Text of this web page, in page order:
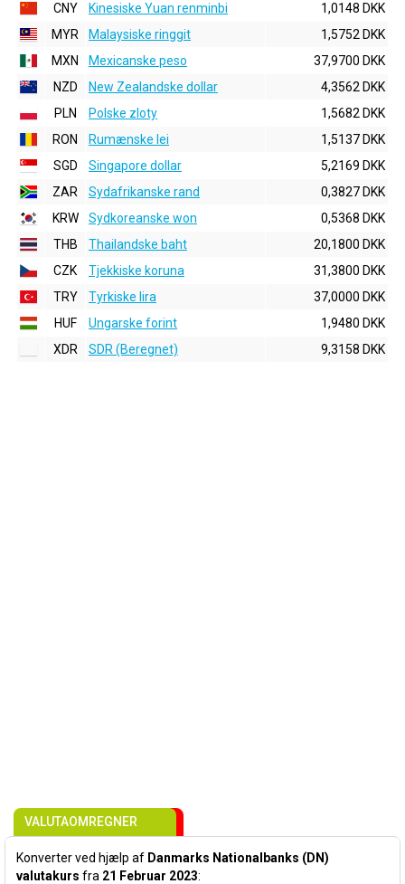
CNY
Kinesiske Yuan renminbi
1,0148 DKK
MYR
Malaysiske ringgit
1,5752 DKK
MXN
Mexicanske peso
37,9700 DKK
NZD
New Zealandske dollar
4,3562 DKK
PLN
Polske zloty
1,5682 DKK
RON
Rumænske lei
1,5137 DKK
SGD
Singapore dollar
5,2169 DKK
ZAR
Sydafrikanske rand
0,3827 DKK
KRW
Sydkoreanske won
0,5368 DKK
THB
Thailandske baht
20,1800 DKK
CZK
Tjekkiske koruna
31,3800 DKK
TRY
Tyrkiske lira
37,0000 DKK
HUF
Ungarske forint
1,9480 DKK
XDR
SDR (Beregnet) 9,3158 DKK
VALUTAOMREGNER
Konverter ved hjælp af Danmarks Nationalbanks (DN)
valutakurs fra 21 Februar 2023: